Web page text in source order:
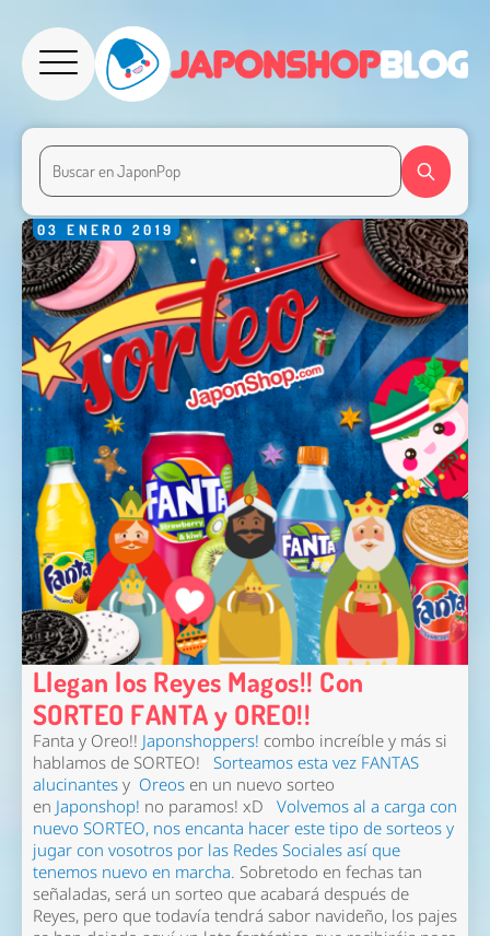
03 ENERO 2019
Llegan los Reyes Magos!! Con
SORTEO FANTA y OREO!!
Fanta y Oreo!! Japonshoppers! combo increíble y más si
hablamos de SORTEO! Sorteamos esta vez FANTAS
alucinantesy Oreosen un nuevo sorteo
en Japonshop! no paramos! xD Volvemos al a carga con
nuevo SORTEO, nos encanta hacer este tipo de sorteos y
jugar con vosotros por las Redes Sociales así que
tenemos nuevo en marcha. Sobretodo en fechas tan
señaladas, será un sorteo que acabará después de
Reyes, pero que todavía tendrá sabor navideño, los pajes